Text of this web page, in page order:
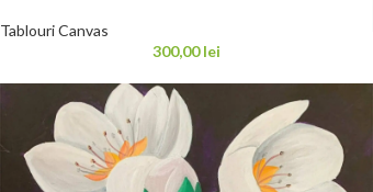
Tablouri Canvas
300,00lei